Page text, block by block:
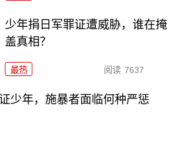
少年捐日军罪证遭威胁，谁在掩
盖真相？
最热 阅读 7637
少年，施暴者面临何种严惩